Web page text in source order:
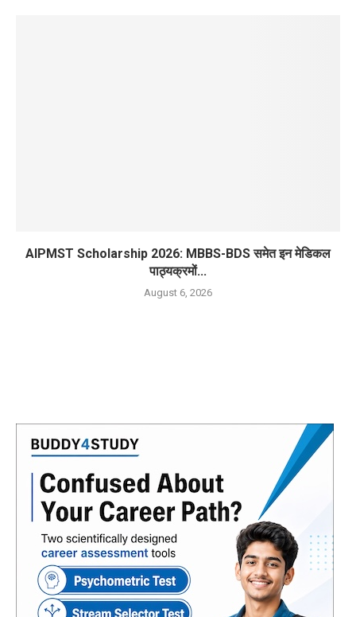
AIPMST Scholarship 2026: MBBS-BDS समेत इन मेडिकल
पाठ्यक्रमों...
August 6, 2026